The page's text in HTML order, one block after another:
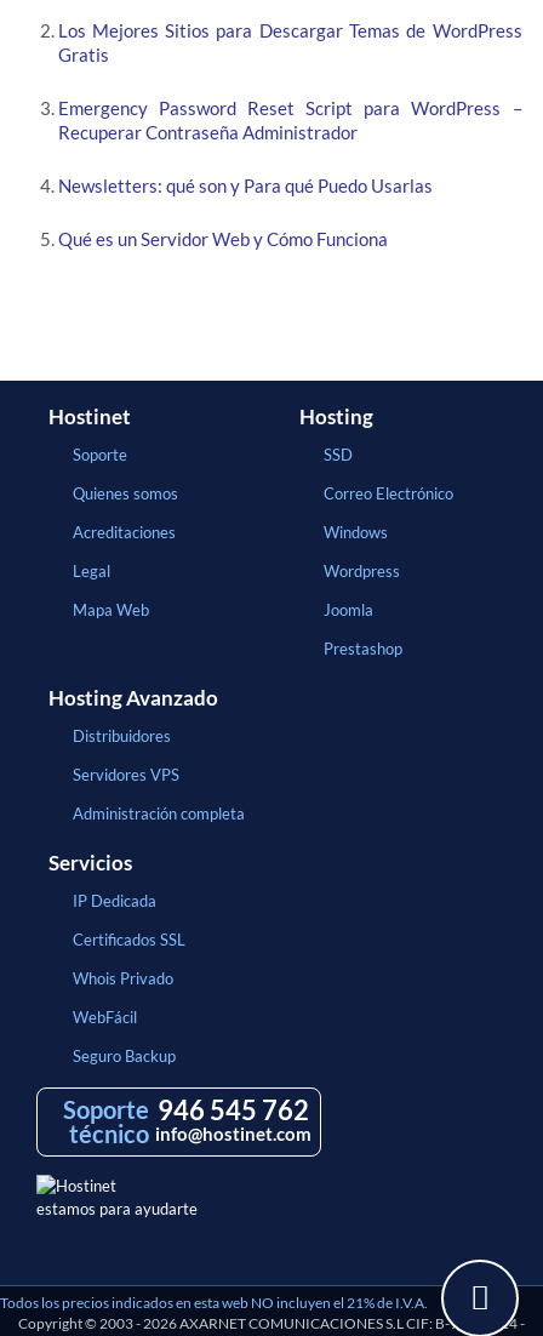
Los Mejores Sitios para Descargar Temas de WordPress
Gratis
Emergency Password Reset Script para WordPress –
Recuperar Contraseña Administrador
Newsletters: qué son y Para qué Puedo Usarlas
Qué es un Servidor Web y Cómo Funciona
Hostinet
Soporte
Quienes somos
Acreditaciones
Legal
Mapa Web
Hosting
SSD
Correo Electrónico
Windows
Wordpress
Joomla
Prestashop
Hosting Avanzado
Distribuidores
Servidores VPS
Administración completa
Servicios
IP Dedicada
Certificados SSL
Whois Privado
WebFácil
Seguro Backup
Soporte
técnico
946 545 762
info@hostinet.com
estamos para ayudarte
Todos los precios indicados en esta web NO incluyen el 21% de I.V.A.
Copyright © 2003 - 2026 AXARNET COMUNICACIONES S.L CIF: B-97193114 -